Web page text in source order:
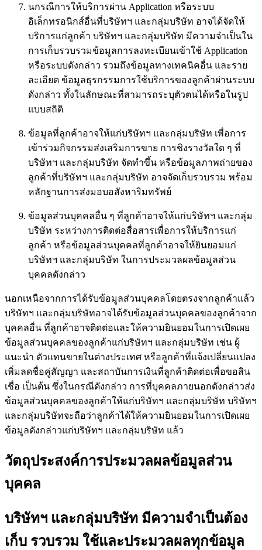
นกรณีการให้บริการผ่าน Application หรือระบบ
อิเล็กทรอนิกส์อื่นที่บริษัทฯ และกลุ่มบริษัท อาจได้จัดให้
บริการแก่ลูกค้า บริษัทฯ และกลุ่มบริษัท มีความจำเป็นใน
การเก็บรวบรวมข้อมูลการลงทะเบียนเข้าใช้ Application
หรือระบบดังกล่าว รวมถึงข้อมูลทางเทคนิคอื่น และราย
ละเอียด ข้อมูลธุรกรรมการใช้บริการของลูกค้าผ่านระบบ
ดังกล่าว ทั้งในลักษณะที่สามารถระบุตัวตนได้หรือในรูป
แบบสถิติ
ข้อมูลที่ลูกค้าอาจให้แก่บริษัทฯ และกลุ่มบริษัท เพื่อการ
เข้าร่วมกิจกรรมส่งเสริมการขาย การชิงรางวัลใด ๆ ที่
บริษัทฯ และกลุ่มบริษัท จัดทำขึ้น หรือข้อมูลภาพถ่ายของ
ลูกค้าที่บริษัทฯ และกลุ่มบริษัท อาจจัดเก็บรวบรวม พร้อม
หลักฐานการส่งมอบอสังหาริมทรัพย์
ข้อมูลส่วนบุคคลอื่น ๆ ที่ลูกค้าอาจให้แก่บริษัทฯ และกลุ่ม
บริษัท ระหว่างการติดต่อสื่อสารเพื่อการให้บริการแก่
ลูกค้า หรือข้อมูลส่วนบุคคลที่ลูกค้าอาจให้ยินยอมแก่
บริษัทฯ และกลุ่มบริษัท ในการประมวลผลข้อมูลส่วน
บุคคลดังกล่าว
นอกเหนือจากการได้รับข้อมูลส่วนบุคคลโดยตรงจากลูกค้าแล้ว
บริษัทฯ และกลุ่มบริษัทอาจได้รับข้อมูลส่วนบุคคลของลูกค้าจาก
บุคคลอื่น ที่ลูกค้าอาจติดต่อและให้ความยินยอมในการเปิดเผย
ข้อมูลส่วนบุคคลของลูกค้าแก่บริษัทฯ และกลุ่มบริษัท เช่น ผู้
แนะนำ ตัวแทนขายในต่างประเทศ หรือลูกค้าที่แจ้งเปลี่ยนแปลง
เพิ่มลดชื่อคู่สัญญา และสถาบันการเงินที่ลูกค้าติดต่อเพื่อขอสิน
เชื่อ เป็นต้น ซึ่งในกรณีดังกล่าว การที่บุคคลภายนอกดังกล่าวส่ง
ข้อมูลส่วนบุคคลของลูกค้าให้แก่บริษัทฯ และกลุ่มบริษัท บริษัทฯ
และกลุ่มบริษัทจะถือว่าลูกค้าได้ให้ความยินยอมในการเปิดเผย
ข้อมูลดังกล่าวแก่บริษัทฯ และกลุ่มบริษัท แล้ว
วัตถุประสงค์การประมวลผลข้อมูลส่วน
บุคคล
บริษัทฯ และกลุ่มบริษัท มีความจำเป็นต้อง
เก็บ รวบรวม ใช้และประมวลผลทุกข้อมูล